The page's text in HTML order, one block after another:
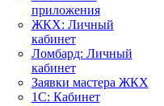
приложения
ЖКХ: Личный
кабинет
Ломбард: Личный
кабинет
Заявки мастера ЖКХ
1С: Кабинет